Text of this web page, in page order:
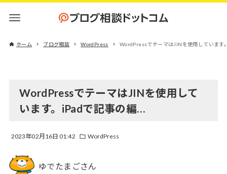
ホーム ブログ相談 WordPress WordPressでテーマはJINを使用しています
WordPressでテーマはJINを使用して
います。iPadで記事の編…
2023年02月16日 01:42 WordPress
ゆでたまごさん